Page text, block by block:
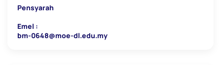
Pensyarah
Emel :
bm-0648@moe-dl.edu.my